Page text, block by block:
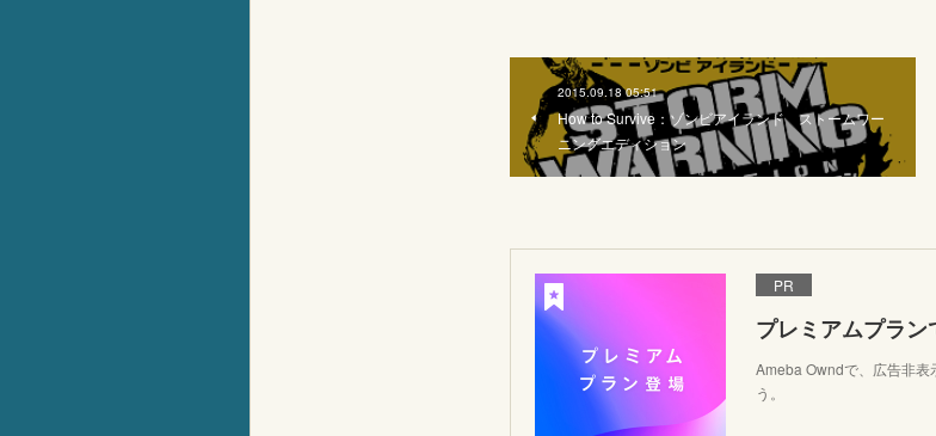
2015.09.18 05:51
How to Survive：ゾンビアイランド ストームワー
ニングエディション
PR
プレミアムプラ
Ameba Owndで、広告非表
う。